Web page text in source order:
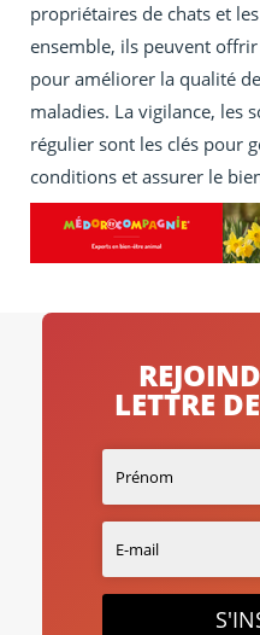
propriétaires de chats et
ensemble, ils peuvent
pour améliorer la qualité
maladies. La vigilance, les
régulier sont les clés pour
conditions et assurer le
LETTRE